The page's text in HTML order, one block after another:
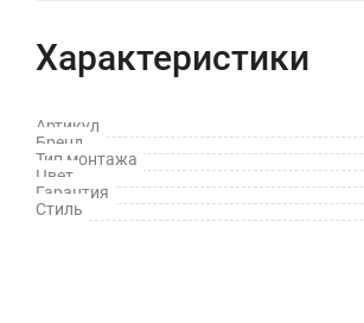
Характеристики
Артикул
Бренд
Тип монтажа
Цвет
Гарантия
Стиль